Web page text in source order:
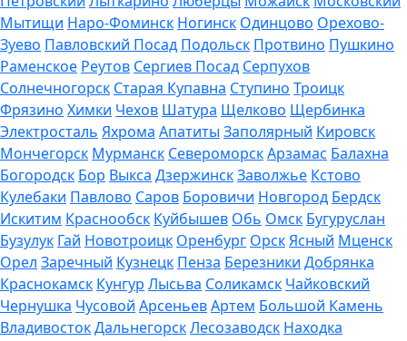
Мытищи Наро-Фоминск Ногинск Одинцово Орехово-
Зуево Павловский Посад Подольск Протвино Пушкино
Раменское Реутов Сергиев Посад Серпухов
Солнечногорск Старая Купавна Ступино Троицк
Фрязино Химки Чехов Шатура Щелково Щербинка
Электросталь Яхрома Апатиты Заполярный Кировск
Мончегорск Мурманск СевероморскАрзамас Балахна
Богородск Бор Выкса ДзержинскЗаволжье Кстово
Кулебаки Павлово Саров Боровичи Новгород Бердск
Искитим Краснообск Куйбышев Обь Омск Бугуруслан
Бузулук Гай Новотроицк Оренбург ОрскЯсный Мценск
Орел Заречный Кузнецк Пенза Березники Добрянка
Краснокамск Кунгур Лысьва Соликамск Чайковский
Чернушка Чусовой АрсеньевАртем Большой Камень
ВладивостокДальнегорскЛесозаводск Находка